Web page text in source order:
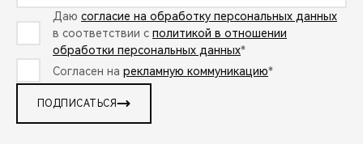
Даю согласие на обработку персональных данных
в соответствии с политикой в отношении
обработки персональных данных*
Согласен на рекламную коммуникацию*
ПОДПИСАТЬСЯ